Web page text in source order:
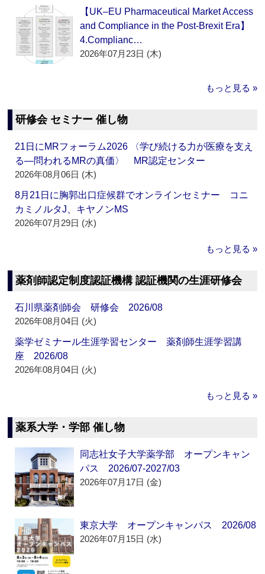
【UK–EU Pharmaceutical Market Access
and Compliance in the Post-Brexit Era】
4.Complianc…
2026年07月23日 (木)
もっと見る »
研修会 セミナー 催し物
21日にMRフォーラム2026 〈学び続ける力が医療を支え
る―問われるMRの真価〉 MR認定センター
2026年08月06日 (木)
8月21日に胸郭出口症候群でオンラインセミナー コニ
カミノルタJ、キヤノンMS
2026年07月29日 (水)
もっと見る »
薬剤師認定制度認証機構 認証機関の生涯研修会
石川県薬剤師会 研修会 2026/08
2026年08月04日 (火)
薬学ゼミナール生涯学習センター 薬剤師生涯学習講
座 2026/08
2026年08月04日 (火)
もっと見る »
薬系大学・学部 催し物
同志社女子大学薬学部 オープンキャン
パス 2026/07-2027/03
2026年07月17日 (金)
東京大学 オープンキャンパス 2026/08
2026年07月15日 (水)